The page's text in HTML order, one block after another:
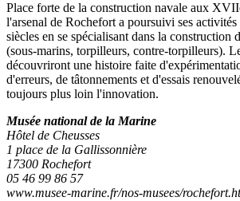
Place forte de la construction navale aux
l'arsenal de Rochefort a poursuivi ses
siècles en se spécialisant dans la construction
(sous‑marins, torpilleurs, contre-torpilleurs).
découvriront une histoire faite
d'erreurs, de tâtonnements et d'essais
toujours plus loin l'innovation.
Musée national de la Marine
Hôtel de Cheusses
1 place de la Gallissonnière
17300 Rochefort
05 46 99 86 57
www.musee-marine.fr/nos-musees/